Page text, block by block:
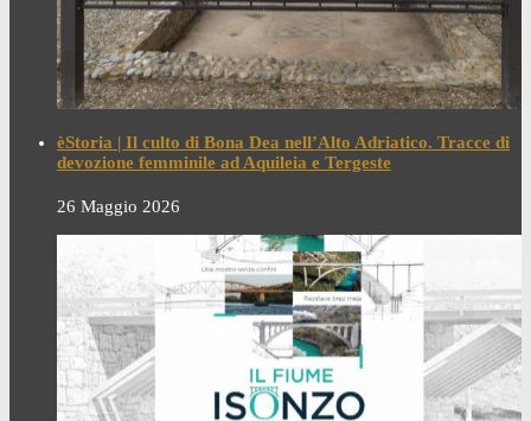
èStoria | Il culto di Bona Dea nell’Alto Adriatico. Tracce di
devozione femminile ad Aquileia e Tergeste
26 Maggio 2026